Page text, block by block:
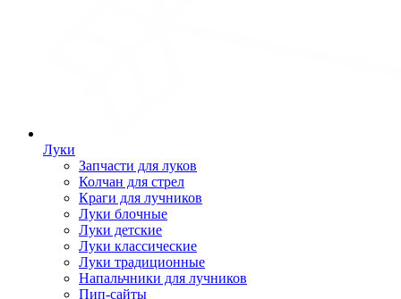
Луки
Запчасти для луков
Колчан для стрел
Краги для лучников
Луки блочные
Луки детские
Луки классические
Луки традиционные
Напальчники для лучников
Пип-сайты